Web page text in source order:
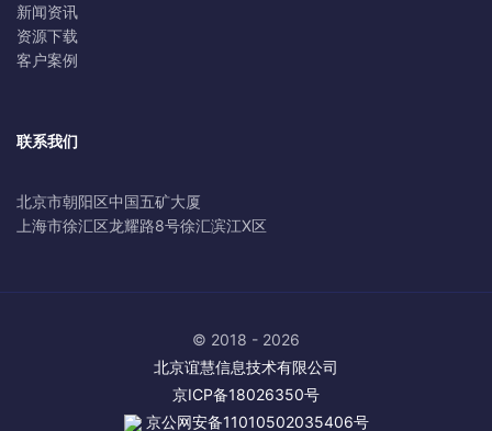
新闻资讯
资源下载
客户案例
联系我们
北京市朝阳区中国五矿大厦
上海市徐汇区龙耀路8号徐汇滨江X区
© 2018 - 2026
北京谊慧信息技术有限公司
京ICP备18026350号
京公网安备11010502035406号